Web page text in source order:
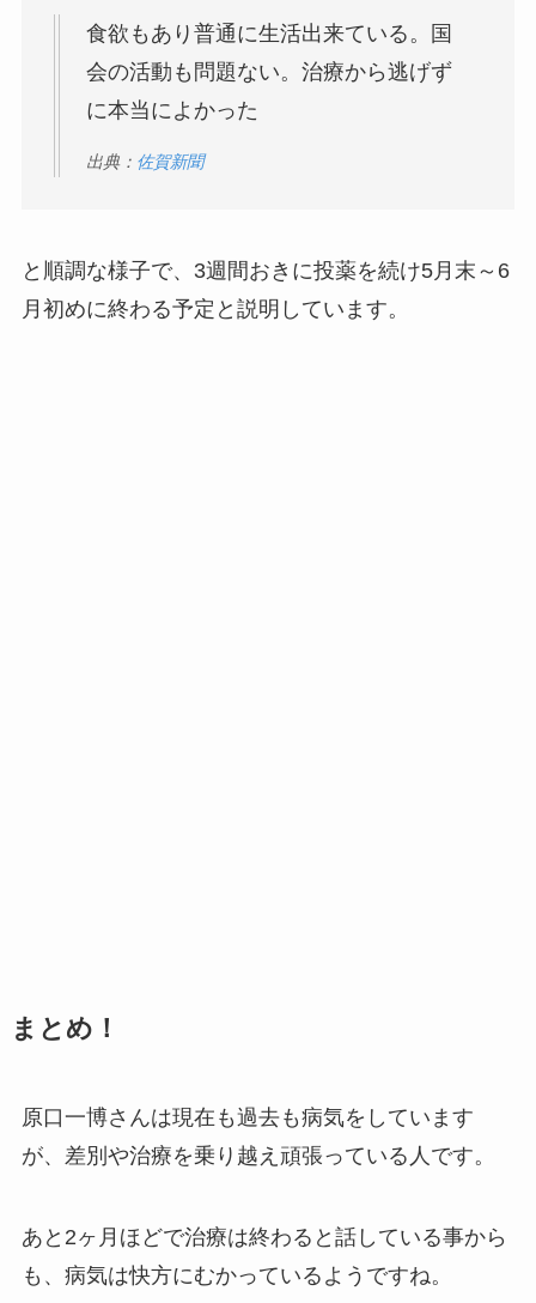
食欲もあり普通に生活出来ている。国
会の活動も問題ない。治療から逃げず
に本当によかった
出典： 佐賀新聞
と順調な様子で、3週間おきに投薬を続け5月末～6
月初めに終わる予定と説明しています。
まとめ！
原口一博さんは現在も過去も病気をしています
が、差別や治療を乗り越え頑張っている人です。
あと2ヶ月ほどで治療は終わると話している事から
も、病気は快方にむかっているようですね。